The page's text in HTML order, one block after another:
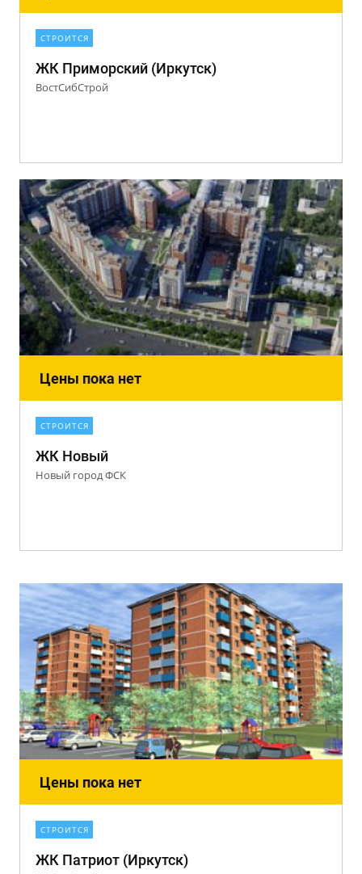
СТРОИТСЯ
ЖК Приморский (Иркутск)
ВостСибСтрой
Цены пока нет
СТРОИТСЯ
ЖК Новый
Новый город ФСК
Цены пока нет
СТРОИТСЯ
ЖК Патриот (Иркутск)